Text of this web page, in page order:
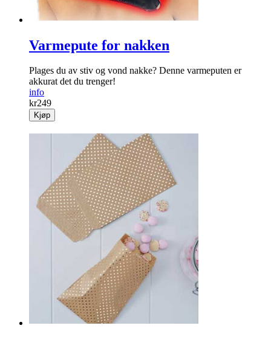
Varmepute for nakken
Plages du av stiv og vond nakke? Denne varmeputen er
akkurat det du trenger!
info
kr249
Kjøp